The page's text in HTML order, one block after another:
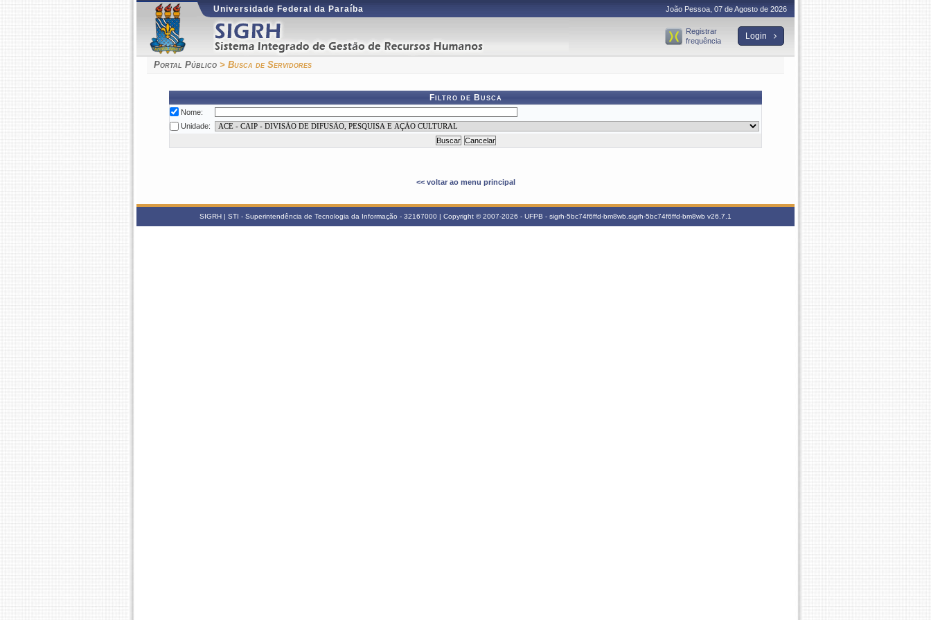
Universidade Federal da Paraíba João Pessoa, 07 de Agosto de 2026
Registrar
frequência
Login
Portal Público > Busca de Servidores
Filtro de Busca
Nome:
Unidade:
<< voltar ao menu principal
SIGRH | STI - Superintendência de Tecnologia da Informação - 32167000 | Copyright © 2007-2026 - UFPB - sigrh-5bc74f6ffd-bm8wb.sigrh-5bc74f6ffd-bm8wb v26.7.1